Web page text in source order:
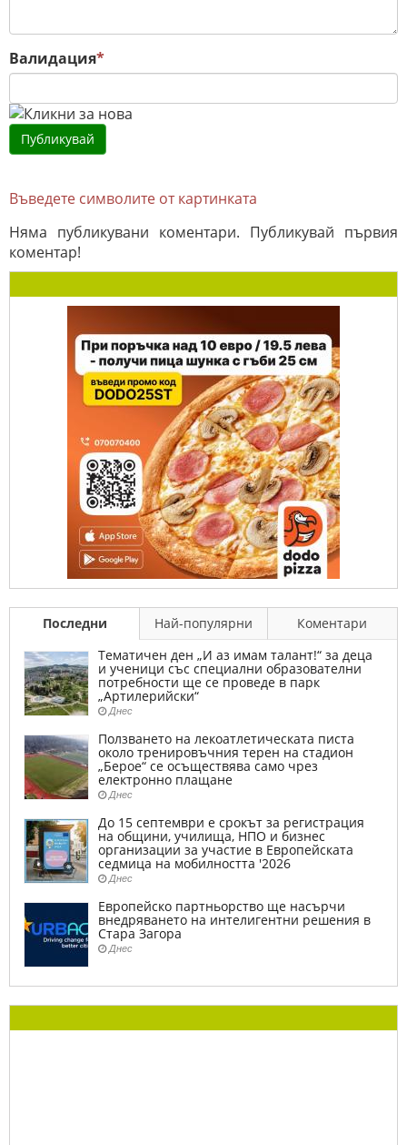
Валидация*
Въведете символите от картинката
Няма публикувани коментари. Публикувай първия
коментар!
Последни Най-популярни
Коментари
Тематичен ден „И аз имам талант!“ за деца
и ученици със специални образователни
потребности ще се проведе в парк
„Артилерийски“
Днес
Ползването на лекоатлетическата писта
около тренировъчния терен на стадион
„Берое“ се осъществява само чрез
електронно плащане
Днес
До 15 септември е срокът за регистрация
на общини, училища, НПО и бизнес
организации за участие в Европейската
седмица на мобилността '2026
Днес
Европейско партньорство ще насърчи
внедряването на интелигентни решения в
Стара Загора
Днес